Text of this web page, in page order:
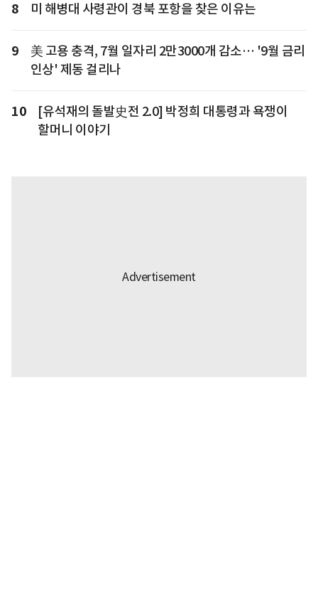
8 미 해병대 사령관이 경북 포항을 찾은 이유는
9
美 고용 충격, 7월 일자리 2만3000개 감소… '9월 금리
인상' 제동 걸리나
10
[유석재의 돌발史전 2.0] 박정희 대통령과 욕쟁이
할머니 이야기